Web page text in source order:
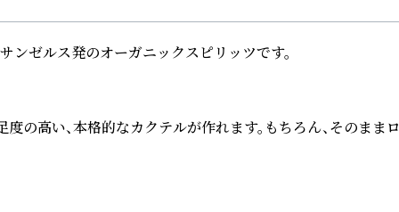
ゼルス発のオーガニックスピリッツです。
の高い、本格的なカクテルが作れます。もちろん、そのまま